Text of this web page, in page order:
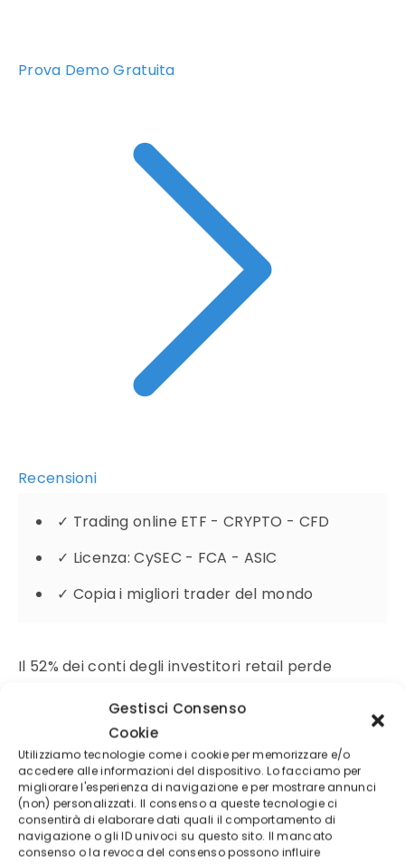
Gestisci Consenso
Cookie
Utilizziamo tecnologie come i cookie per memorizzare e/o
accedere alle informazioni del dispositivo. Lo facciamo per
migliorare l'esperienza di navigazione e per mostrare annunci
(non) personalizzati. Il consenso a queste tecnologie ci
consentirà di elaborare dati quali il comportamento di
navigazione o gli ID univoci su questo sito. Il mancato
consenso o la revoca del consenso possono influire
Prova Demo Gratuita
Recensioni
✓ Trading online ETF - CRYPTO - CFD
✓ Licenza: CySEC - FCA - ASIC
✓ Copia i migliori trader del mondo
Il 52% dei conti degli investitori retail perde